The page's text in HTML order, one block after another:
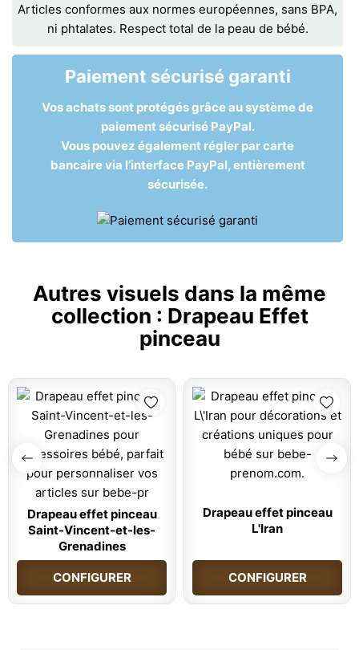
Articles conformes aux normes européennes, sans BPA,
ni phtalates. Respect total de la peau de bébé.
Paiement sécurisé garanti
Vos achats sont protégés grâce au système de
paiement sécurisé PayPal.
Vous pouvez également régler par carte
bancaire via l’interface PayPal, entièrement
sécurisée.
Autres visuels dans la même
collection : Drapeau Effet
pinceau
Drapeau effet pinceau
Saint-Vincent-et-les-
Grenadines
CONFIGURER
Drapeau effet pinceau
L'Iran
CONFIGURER